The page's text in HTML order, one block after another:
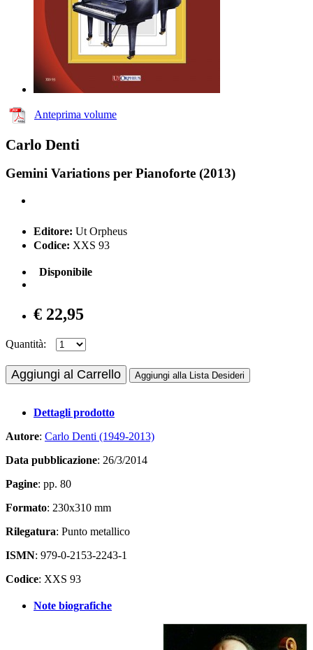
Anteprima volume
Carlo Denti
Gemini Variations per Pianoforte (2013)
Editore: Ut Orpheus
Codice: XXS 93
Disponibile
€ 22,95
Quantità:
Aggiungi al Carrello Aggiungi alla Lista Desideri
Dettagli prodotto
Autore: Carlo Denti (1949-2013)
Data pubblicazione: 26/3/2014
Pagine: pp. 80
Formato: 230x310 mm
Rilegatura: Punto metallico
ISMN: 979-0-2153-2243-1
Codice: XXS 93
Note biografiche